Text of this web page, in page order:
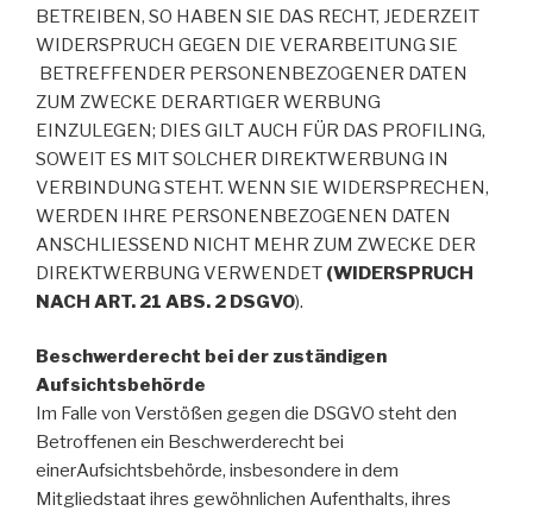
BETREIBEN, SO HABEN SIE DAS RECHT, JEDERZEIT
WIDERSPRUCH GEGEN DIE VERARBEITUNG SIE
BETREFFENDER PERSONENBEZOGENER DATEN
ZUM ZWECKE DERARTIGER WERBUNG
EINZULEGEN; DIES GILT AUCH FÜR DAS PROFILING,
SOWEIT ES MIT SOLCHER DIREKTWERBUNG IN
VERBINDUNG STEHT. WENN SIE WIDERSPRECHEN,
WERDEN IHRE PERSONENBEZOGENEN DATEN
ANSCHLIESSEND NICHT MEHR ZUM ZWECKE DER
DIREKTWERBUNG VERWENDET (WIDERSPRUCH
NACH ART. 21 ABS. 2 DSGVO).
Beschwerderecht bei der zuständigen
Aufsichtsbehörde
Im Falle von Verstößen gegen die DSGVO steht den
Betroffenen ein Beschwerderecht bei
einerAufsichtsbehörde, insbesondere in dem
Mitgliedstaat ihres gewöhnlichen Aufenthalts, ihres